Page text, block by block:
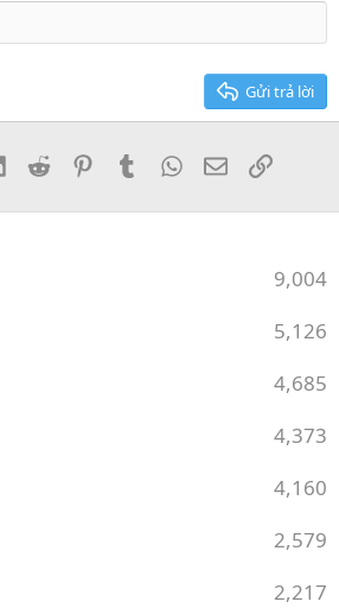
New Roman
Gửi trả lời
LinkedInReddit PinterestTumblrWhatsApp
EmailLink
9,004
5,126
4,685
4,373
4,160
2,579
2,217